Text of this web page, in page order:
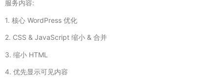
服务内容:
1. 核心 WordPress 优化
2. CSS & JavaScript 缩小 & 合并
3. 缩小 HTML
4. 优先显示可见内容